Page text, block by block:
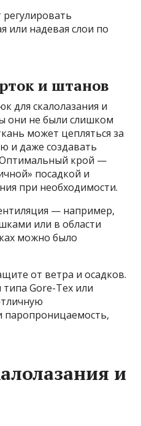
или надевая слои по
и штанов
для скалолазания и
они не были слишком
может цепляться за
и даже создавать
крой —
посадкой и
при необходимости.
— например,
или в области
можно было
от ветра и осадков.
Gore-Tex или
паропроницаемость,
и